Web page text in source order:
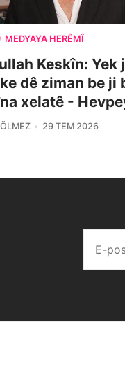
/ MEDYAYA HERÊMÎ
Keskîn: Yek
dê ziman be ji
xelatê -
29 TEM 2026